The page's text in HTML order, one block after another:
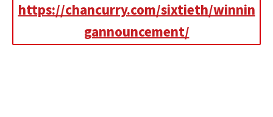
https://chancurry.com/sixtieth/winnin
gannouncement/